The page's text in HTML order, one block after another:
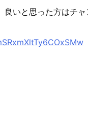
いと思った方はチ